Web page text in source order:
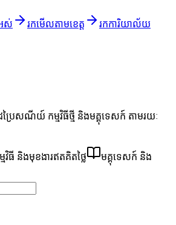
ស់ រកមើលតាមខេត្ត
រកការិយាល័យ
រៃសណីយ៍ កម្មវិធីថ្មី និងមគ្គុទេសក៍ តាមរយៈ
មវិធី និងមុខងារឥតគិតថ្លៃ
មគ្គុទេសក៍ និង